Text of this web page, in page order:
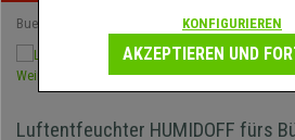
Buerostuhlpro Büroluftentfeuchter
Luftentfeuchter HUMIDOFF fürs
KONFIGURIEREN
AKZEPTIEREN UND